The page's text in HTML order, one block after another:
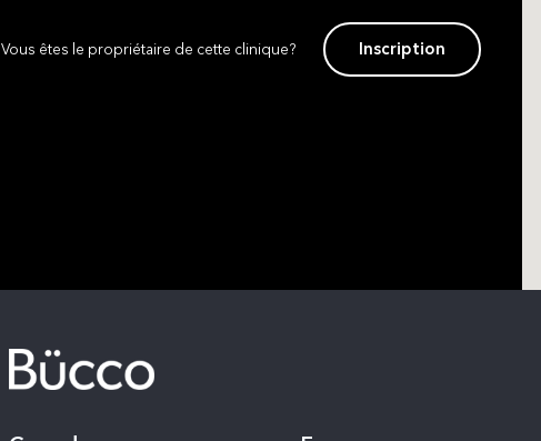
Vous êtes le propriétaire de cette clinique? Inscription